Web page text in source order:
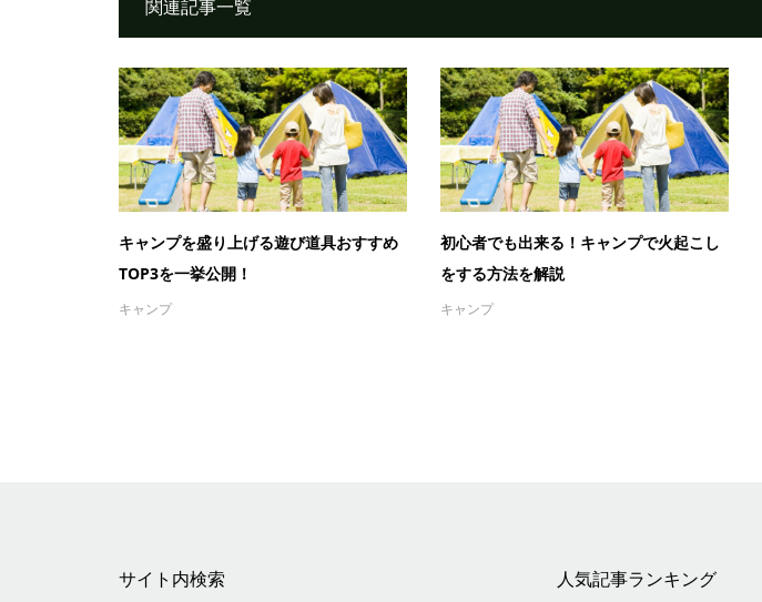
関連記事一覧
キャンプを盛り上げる遊び道具おすすめ
TOP3を一挙公開！
キャンプ
初心者でも出来る！キャンプで火起こし
をする方法を解説
キャンプ
サイト内検索 人気記事ランキング